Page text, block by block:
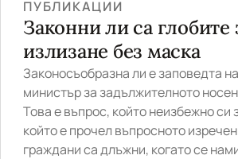
ПУБЛИКАЦИИ
Законни ли са глобите
излизане без маска
Законосъобразна ли е заповедта
министър за задължителното
Това е въпрос, който неизбежно си
който е прочел въпросното
граждани са длъжни, когато се